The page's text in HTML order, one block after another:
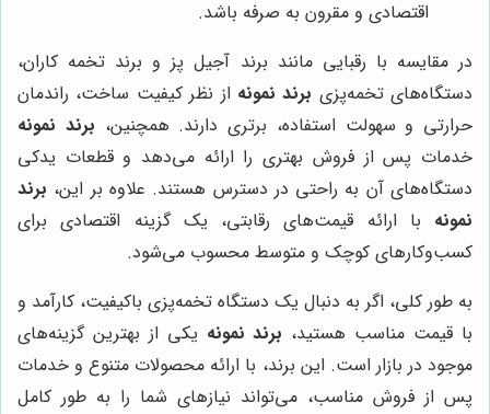
اقتصادی و مقرون به صرفه باشد.
در مقایسه با رقبایی مانند برند آجیل پز و برند تخمه کاران،
دستگاه‌های تخمه‌پزی برند نمونه از نظر کیفیت ساخت، راندمان
حرارتی و سهولت استفاده، برتری دارند. همچنین، برند نمونه
خدمات پس از فروش بهتری را ارائه می‌دهد و قطعات یدکی
دستگاه‌های آن به راحتی در دسترس هستند. علاوه بر این، برند
نمونه با ارائه قیمت‌های رقابتی، یک گزینه اقتصادی برای
کسب‌وکارهای کوچک و متوسط محسوب می‌شود.
به طور کلی، اگر به دنبال یک دستگاه تخمه‌پزی باکیفیت، کارآمد و
با قیمت مناسب هستید، برند نمونه یکی از بهترین گزینه‌های
موجود در بازار است. این برند، با ارائه محصولات متنوع و خدمات
پس از فروش مناسب، می‌تواند نیازهای شما را به طور کامل